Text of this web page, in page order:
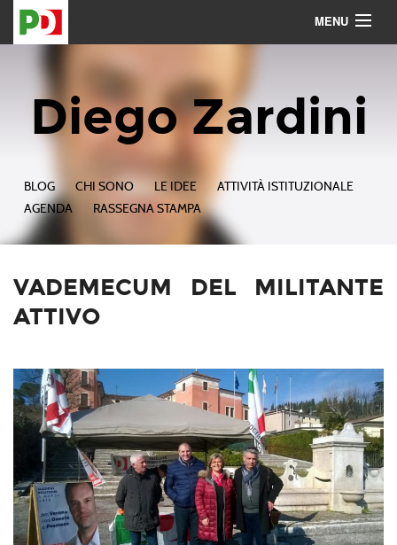
MENU
Diego Zardini
BLOG CHI SONO LE IDEE
ATTIVITÀ ISTITUZIONALE
AGENDA
RASSEGNA STAMPA
VADEMECUM DEL MILITANTE
ATTIVO